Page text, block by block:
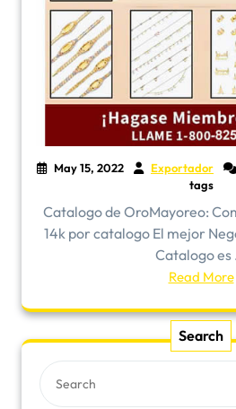
May 15, 2022 Exportador
tags
​Catalogo de OroMayoreo:
14k por catalogo El mejor
Catalogo es
Read More
Search